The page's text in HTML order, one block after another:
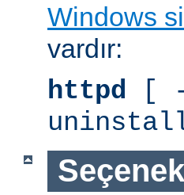
Windows
vardır:
httpd [